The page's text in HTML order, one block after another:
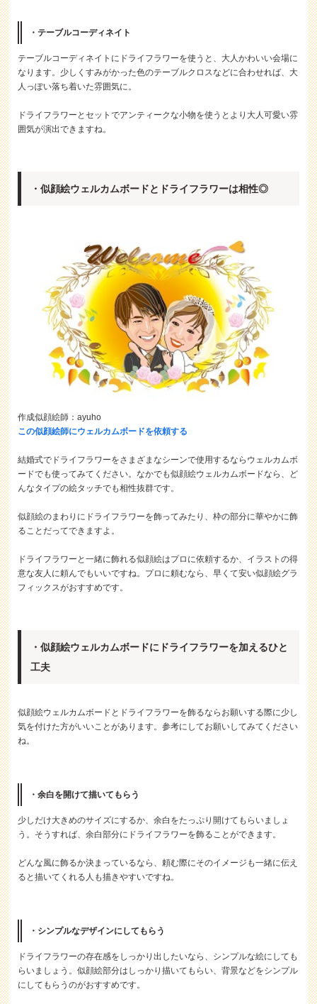
・テーブルコーディネイト
テーブルコーディネイトにドライフラワーを使うと、大人かわいい会場に
なります。少しくすみがかった色のテーブルクロスなどに合わせれば、大
人っぽい落ち着いた雰囲気に。
ドライフラワーとセットでアンティークな小物を使うとより大人可愛い雰
囲気が演出できますね。
・似顔絵ウェルカムボードとドライフラワーは相性◎
作成似顔絵師：ayuho
この似顔絵師にウェルカムボードを依頼する
結婚式でドライフラワーをさまざまなシーンで使用するならウェルカムボ
ードでも使ってみてください。なかでも似顔絵ウェルカムボードなら、ど
んなタイプの絵タッチでも相性抜群です。
似顔絵のまわりにドライフラワーを飾ってみたり、枠の部分に華やかに飾
ることだってできますよ。
ドライフラワーと一緒に飾れる似顔絵はプロに依頼するか、イラストの得
意な友人に頼んでもいいですね。プロに頼むなら、早くて安い似顔絵グラ
フィックスがおすすめです。
・似顔絵ウェルカムボードにドライフラワーを加えるひと
工夫
似顔絵ウェルカムボードとドライフラワーを飾るならお願いする際に少し
気を付けた方がいいことがあります。参考にしてお願いしてみてください
ね。
・余白を開けて描いてもらう
少しだけ大きめのサイズにするか、余白をたっぷり開けてもらいましょ
う。そうすれば、余白部分にドライフラワーを飾ることができます。
どんな風に飾るか決まっているなら、頼む際にそのイメージも一緒に伝え
ると描いてくれる人も描きやすいですね。
・シンプルなデザインにしてもらう
ドライフラワーの存在感をしっかり出したいなら、シンプルな絵にしても
らいましょう。似顔絵部分はしっかり描いてもらい、背景などをシンプル
にしてもらうのがおすすめです。